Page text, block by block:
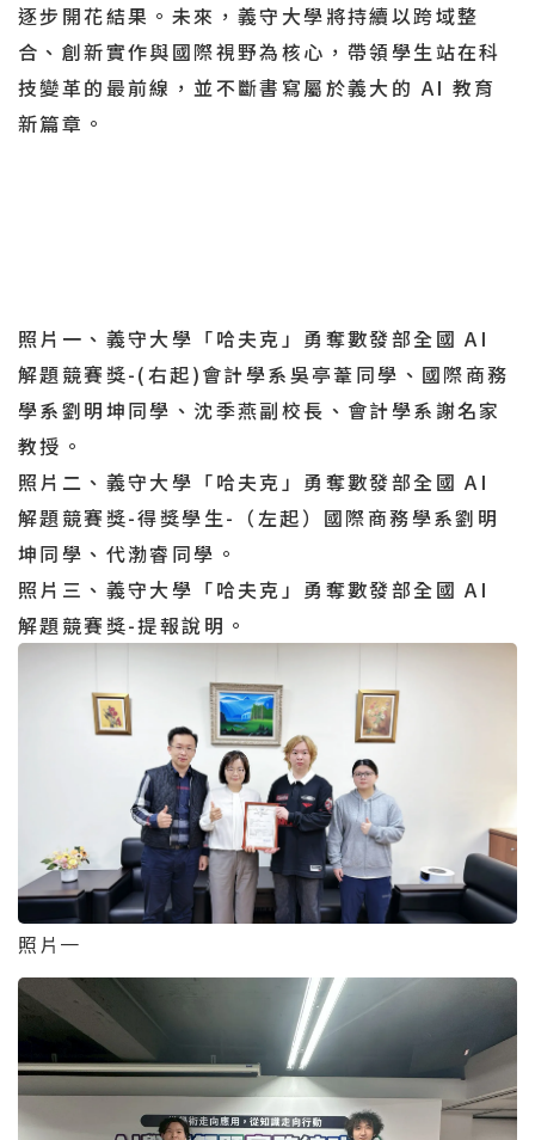
逐步開花結果。未來，義守大學將持續以跨域整
合、創新實作與國際視野為核心，帶領學生站在科
技變革的最前線，並不斷書寫屬於義大的 AI 教育
新篇章。
照片一、義守大學「哈夫克」勇奪數發部全國 AI
解題競賽獎-(右起)會計學系吳亭葦同學、國際商務
學系劉明坤同學、沈季燕副校長、會計學系謝名家
教授。
照片二、義守大學「哈夫克」勇奪數發部全國 AI
解題競賽獎-得獎學生-（左起）國際商務學系劉明
坤同學、代渤睿同學。
照片三、義守大學「哈夫克」勇奪數發部全國 AI
解題競賽獎-提報說明。
照片一